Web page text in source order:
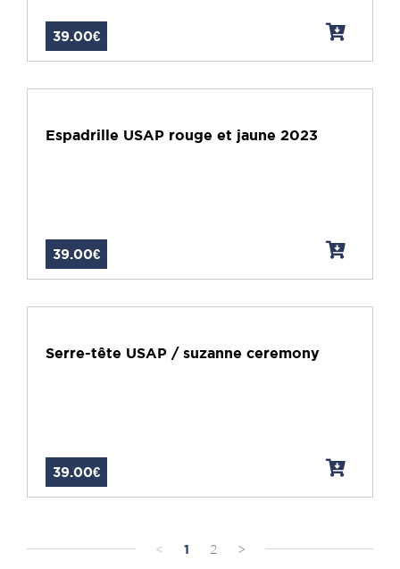
39.00€
Espadrille USAP rouge et jaune 2023
39.00€
Serre-tête USAP / suzanne ceremony
39.00€
< 1 2 >